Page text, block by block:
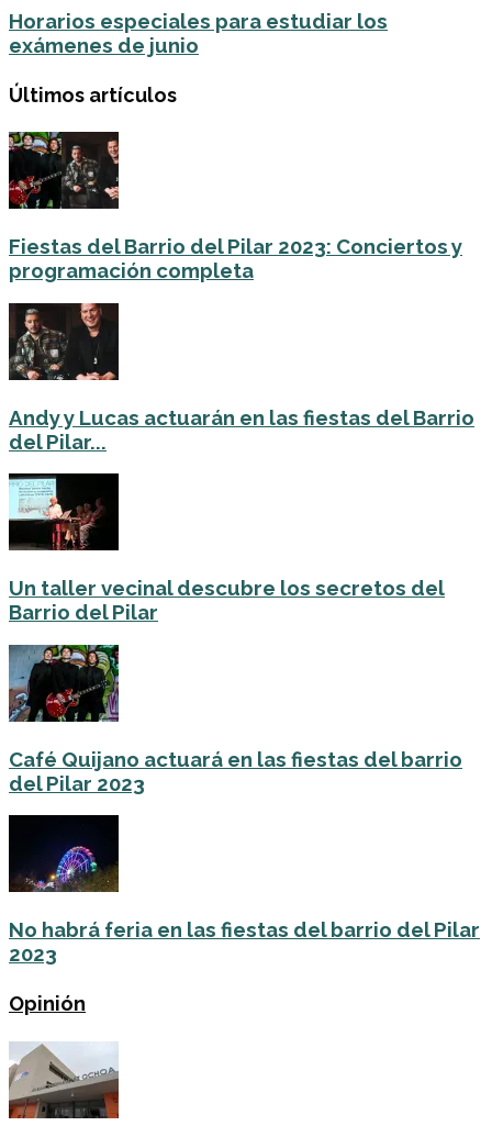
Horarios especiales para estudiar los
exámenes de junio
Últimos artículos
Fiestas del Barrio del Pilar 2023: Conciertos y
programación completa
Andy y Lucas actuarán en las fiestas del Barrio
del Pilar...
Un taller vecinal descubre los secretos del
Barrio del Pilar
Café Quijano actuará en las fiestas del barrio
del Pilar 2023
No habrá feria en las fiestas del barrio del Pilar
2023
Opinión